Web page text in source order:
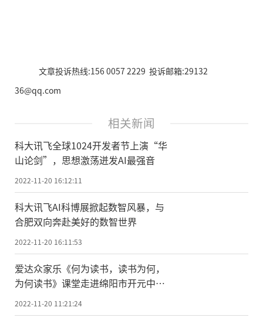
文章投诉热线:156 0057 2229 投诉邮箱:29132
36@qq.com
相关新闻
科大讯飞全球1024开发者节上演“华
山论剑”，思想激荡迸发AI最强音
2022-11-20 16:12:11
科大讯飞AI科博展掀起数智风暴，与
合肥双向奔赴美好的数智世界
2022-11-20 16:11:53
爱达众家乐《何为读书，读书为何，
为何读书》课堂走进绵阳市开元中
学，少年强，则国强
2022-11-20 11:21:24